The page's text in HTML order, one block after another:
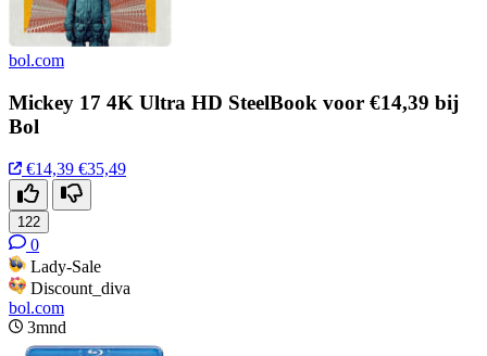
bol.com
Mickey 17 4K Ultra HD SteelBook voor €14,39 bij
Bol
€14,39 €35,49
122
0
Lady-Sale
Discount_diva
bol.com
3mnd